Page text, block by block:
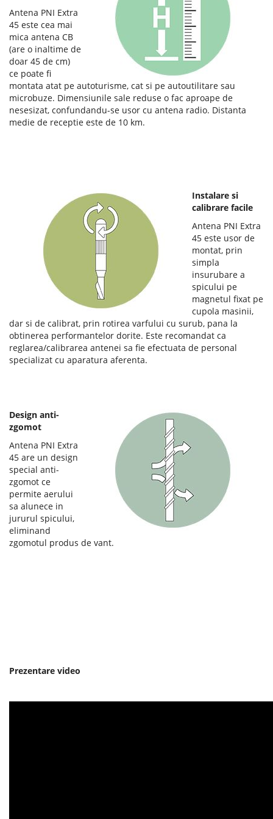
Antena PNI Extra
45 este cea mai
mica antena CB
(are o inaltime de
doar 45 de cm)
ce poate fi
montata atat pe autoturisme, cat si pe autoutilitare sau
microbuze. Dimensiunile sale reduse o fac aproape de
nesesizat, confundandu-se usor cu antena radio. Distanta
medie de receptie este de 10 km.
Instalare si
calibrare facile
Antena PNI Extra
45 este usor de
montat, prin
simpla
insurubare a
spicului pe
magnetul fixat pe
cupola masinii,
dar si de calibrat, prin rotirea varfului cu surub, pana la
obtinerea performantelor dorite. Este recomandat ca
reglarea/calibrarea antenei sa fie efectuata de personal
specializat cu aparatura aferenta.
Design anti-
zgomot
Antena PNI Extra
45 are un design
special anti-
zgomot ce
permite aerului
sa alunece in
jururul spicului,
eliminand
zgomotul produs de vant.
Prezentare video